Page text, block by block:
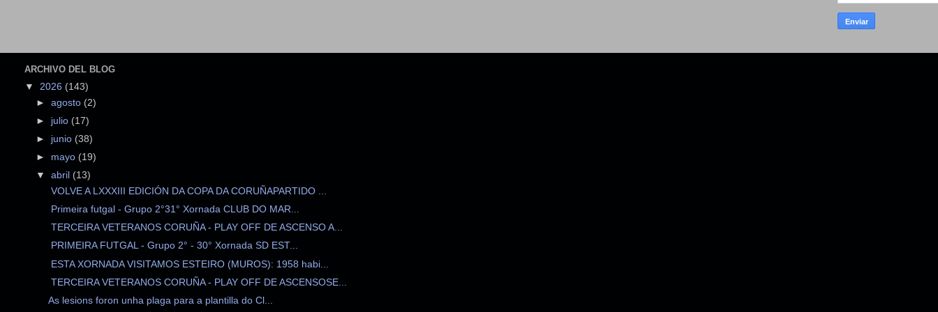
ARCHIVO DEL BLOG
▼ 2026 (143)
►agosto (2)
► julio (17)
► junio (38)
► mayo (19)
▼abril (13)
VOLVE A LXXXIII EDICIÓN DA COPA DA CORUÑAPARTIDO ...
Primeira futgal - Grupo 2°31° Xornada CLUB DO MAR...
TERCEIRA VETERANOS CORUÑA - PLAY OFF DE ASCENSO A...
PRIMEIRA FUTGAL - Grupo 2° - 30° Xornada SD EST...
ESTA XORNADA VISITAMOS ESTEIRO (MUROS): 1958 habi...
TERCEIRA VETERANOS CORUÑA - PLAY OFF DE ASCENSOSE...
As lesions foron unha plaga para a plantilla do Cl...